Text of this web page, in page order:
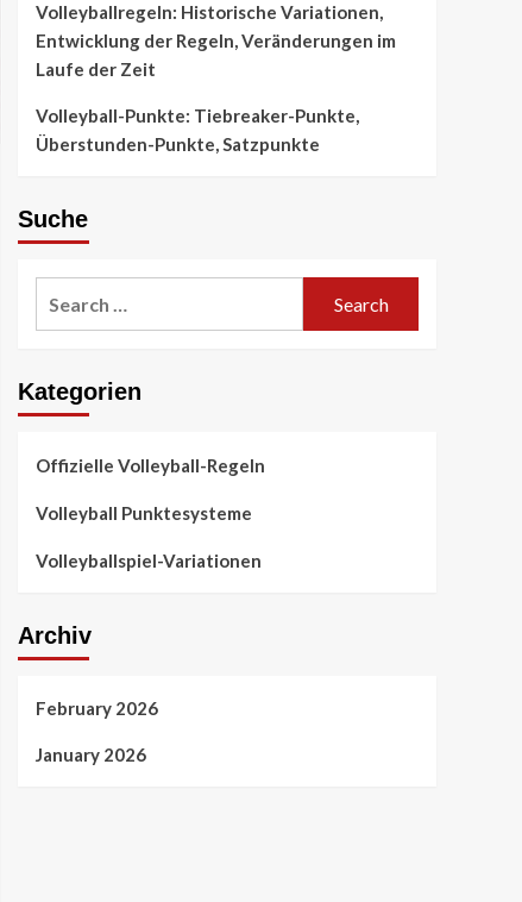
Volleyballregeln: Historische Variationen,
Entwicklung der Regeln, Veränderungen im
Laufe der Zeit
Volleyball-Punkte: Tiebreaker-Punkte,
Überstunden-Punkte, Satzpunkte
Suche
Kategorien
Offizielle Volleyball-Regeln
Volleyball Punktesysteme
Volleyballspiel-Variationen
Archiv
February 2026
January 2026